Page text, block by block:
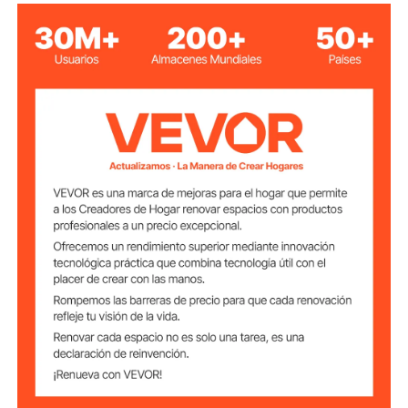
Rotación del
cabezal de corte
360°
Acero galvanizado de calibre
calibre 20
Cabeza plateada + Cuerpo
negro
Material del
cabezal de corte
Acero
Material de
soporte corporal
Nailon
Peso neto 1,94 libras/0,88 kg